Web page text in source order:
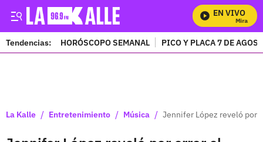
EN VIVO
Mira
Tendencias: HORÓSCOPO SEMANAL PICO Y PLACA 7 DE
La Kalle / Entretenimiento / Música / Jennifer López reveló por